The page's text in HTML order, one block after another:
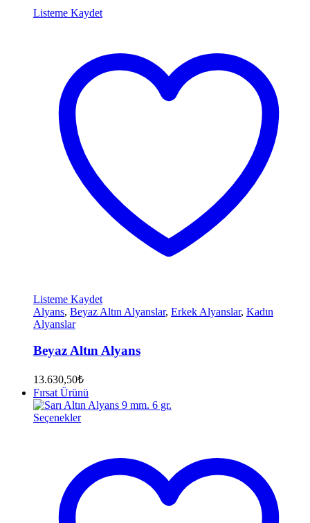
Listeme Kaydet
Listeme Kaydet
Alyans, Beyaz Altın Alyanslar, Erkek Alyanslar, Kadın
Alyanslar
Beyaz Altın Alyans
13.630,50₺
Fırsat Ürünü
Seçenekler